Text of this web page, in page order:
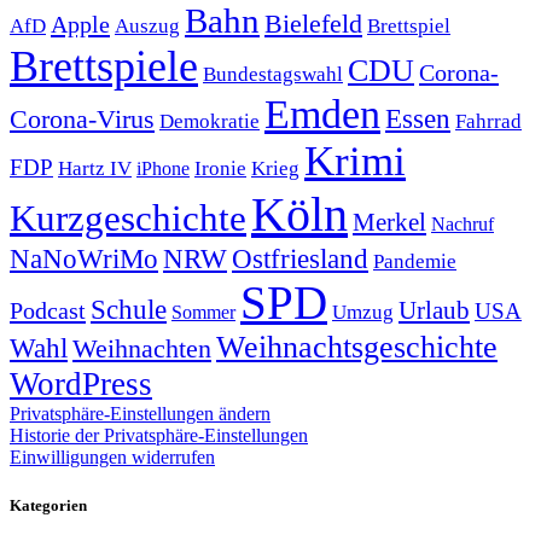
AfD Apple Auszug Bahn Bielefeld Brettspiel
Brettspiele Bundestagswahl CDUCorona-
Corona-Virus Demokratie EmdenEssen Fahrrad
FDP Hartz IV iPhone Ironie Krieg Krimi
KurzgeschichteKölnMerkel Nachruf
NaNoWriMo NRWOstfriesland Pandemie
Podcast Schule Sommer SPD Umzug Urlaub USA
WahlWeihnachtenWeihnachtsgeschichte
WordPress
Privatsphäre-Einstellungen ändern
Historie der Privatsphäre-Einstellungen
Einwilligungen widerrufen
Kategorien